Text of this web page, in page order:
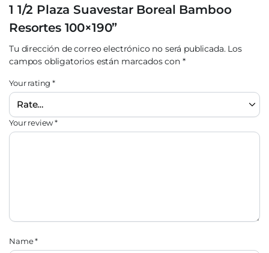
1 1/2 Plaza Suavestar Boreal Bamboo
Resortes 100×190”
Tu dirección de correo electrónico no será publicada. Los
campos obligatorios están marcados con *
Your rating*
Your review*
Name*